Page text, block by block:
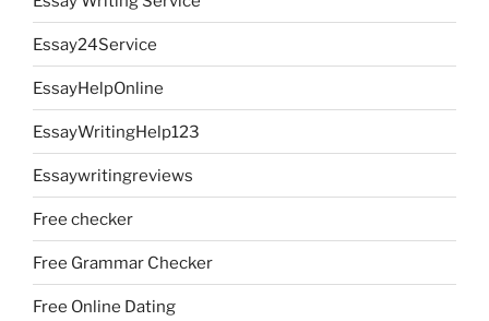
Essay24Service
EssayHelpOnline
EssayWritingHelp123
Essaywritingreviews
Free checker
Free Grammar Checker
Free Online Dating